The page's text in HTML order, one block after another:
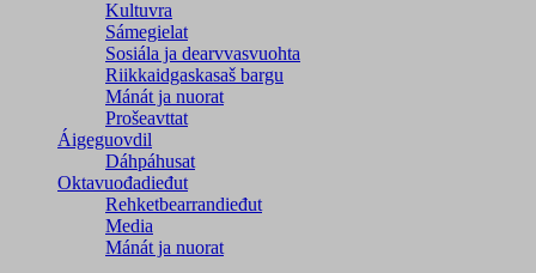
Kultuvra
Sámegielat
Sosiála ja dearvvasvuohta
Riikkaidgaskasaš bargu
Mánát ja nuorat
Prošeavttat
Áigeguovdil
Dáhpáhusat
Oktavuođadieđut
Rehketbearrandieđut
Media
Mánát ja nuorat